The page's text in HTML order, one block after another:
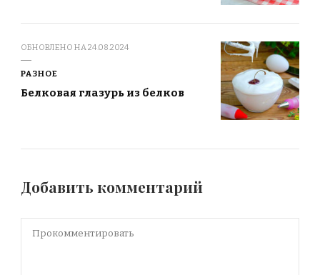
ОБНОВЛЕНО НА24.08.2024
РАЗНОЕ
Белковая глазурь из белков
Добавить комментарий